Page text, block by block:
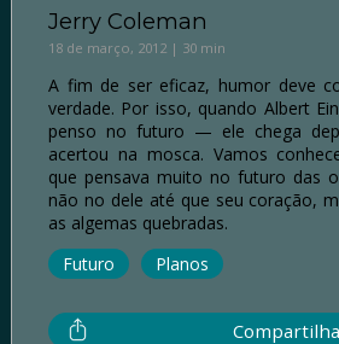
Jerry Coleman
18 de março, 2012 | 30 min
A fim de ser eficaz, humor deve
verdade. Por isso, quando Albert
penso no futuro — ele chega
acertou na mosca. Vamos
que pensava muito no futuro das
não no dele até que seu coração,
as algemas quebradas.
Futuro
Planos